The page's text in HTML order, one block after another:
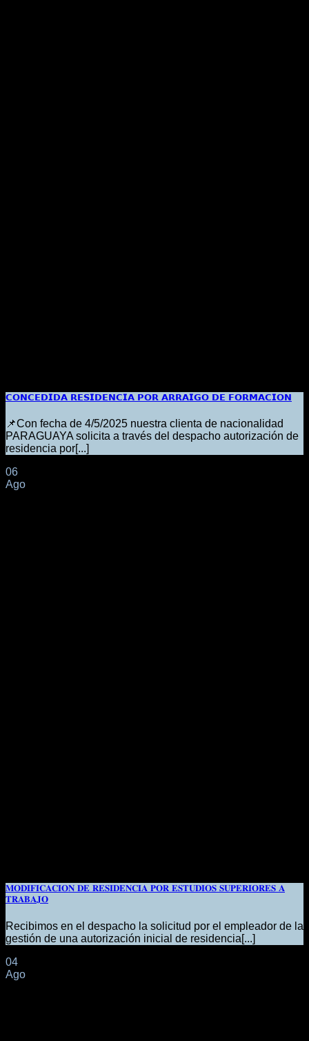
𝗖𝗢𝗡𝗖𝗘𝗗𝗜𝗗𝗔 𝗥𝗘𝗦𝗜𝗗𝗘𝗡𝗖𝗜𝗔 𝗣𝗢𝗥 𝗔𝗥𝗥𝗔𝗜𝗚𝗢 𝗗𝗘 𝗙𝗢𝗥𝗠𝗔𝗖𝗜𝗢𝗡
📌Con fecha de 4/5/2025 nuestra clienta de nacionalidad
PARAGUAYA solicita a través del despacho autorización de
residencia por[...]
06
Ago
𝐌𝐎𝐃𝐈𝐅𝐈𝐂𝐀𝐂𝐈𝐎𝐍 𝐃𝐄 𝐑𝐄𝐒𝐈𝐃𝐄𝐍𝐂𝐈𝐀 𝐏𝐎𝐑 𝐄𝐒𝐓𝐔𝐃𝐈𝐎𝐒 𝐒𝐔𝐏𝐄𝐑𝐈𝐎𝐑𝐄𝐒 𝐀
𝐓𝐑𝐀𝐁𝐀𝐉𝐎
Recibimos en el despacho la solicitud por el empleador de la
gestión de una autorización inicial de residencia[...]
04
Ago